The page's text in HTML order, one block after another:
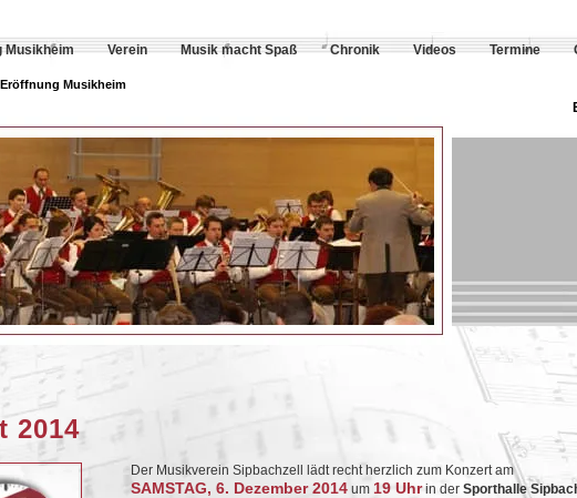
Musikheim Verein Musik macht Spaß Chronik Videos Termine
Eröffnung Musikheim
2014
Der Musikverein Sipbachzell lädt recht herzlich zum Konzert am
SAMSTAG, 6. Dezember 2014 um 19 Uhrin der Sporthalle